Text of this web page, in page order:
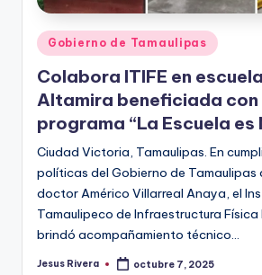
Publicado
en
Gobierno de Tamaulipas
Colabora ITIFE en
Altamira beneficiada con
programa “La Escuela es
Ciudad Victoria, Tamaulipas. En
políticas del Gobierno de Tamaulipas
doctor Américo Villarreal Anaya, el
Tamaulipeco de Infraestructura
brindó acompañamiento técnico…
Publicado
Jesus Rivera octubre 7, 2025